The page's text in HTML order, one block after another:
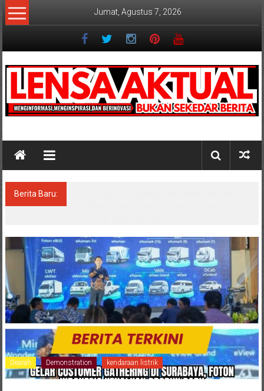
Lompat
ke
Jumat, Agustus 7, 2026
Berita Baru:
Dearah Demonstration kendaraan listrik